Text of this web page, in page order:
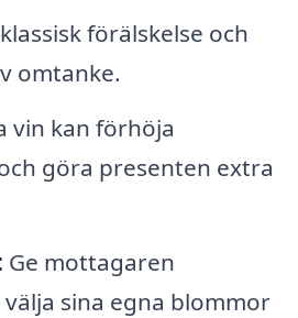
förälskelse och
omtanke.
vin kan förhöja
göra presenten extra
Ge mottagaren
sina egna blommor